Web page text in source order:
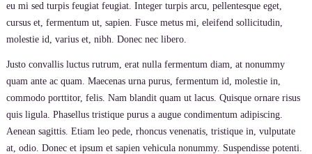
eu mi sed turpis feugiat feugiat. Integer turpis arcu, pellentesque eget,
cursus et, fermentum ut, sapien. Fusce metus mi, eleifend sollicitudin,
molestie id, varius et, nibh. Donec nec libero.
Justo convallis luctus rutrum, erat nulla fermentum diam, at nonummy
quam ante ac quam. Maecenas urna purus, fermentum id, molestie in,
commodo porttitor, felis. Nam blandit quam ut lacus. Quisque ornare risus
quis ligula. Phasellus tristique purus a augue condimentum adipiscing.
Aenean sagittis. Etiam leo pede, rhoncus venenatis, tristique in, vulputate
at, odio. Donec et ipsum et sapien vehicula nonummy. Suspendisse potenti.